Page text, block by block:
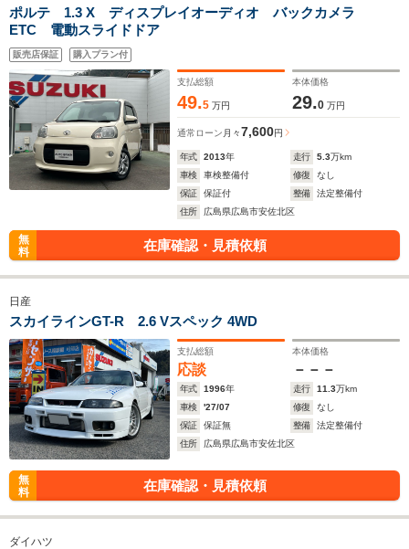
ポルテ 1.3 X ディスプレイオーディオ バックカメラ
ETC 電動スライドドア
販売店保証 購入プラン付
支払総額
49.5 万円
本体価格
29.0 万円
通常ローン 月々7,600円
年式 2013年 走行 5.3万km
車検
車検整備付 修復
なし
保証
保証付 整備
法定整備付
住所
広島県広島市安佐北区
無
料
在庫確認・見積依頼
日産
スカイラインGT-R 2.6 Vスペック 4WD
支払総額
応談
本体価格
－－－
年式 1996年 走行 11.3万km
車検
'27/07 修復
なし
保証
保証無 整備
法定整備付
住所
広島県広島市安佐北区
無
料
在庫確認・見積依頼
ダイハツ